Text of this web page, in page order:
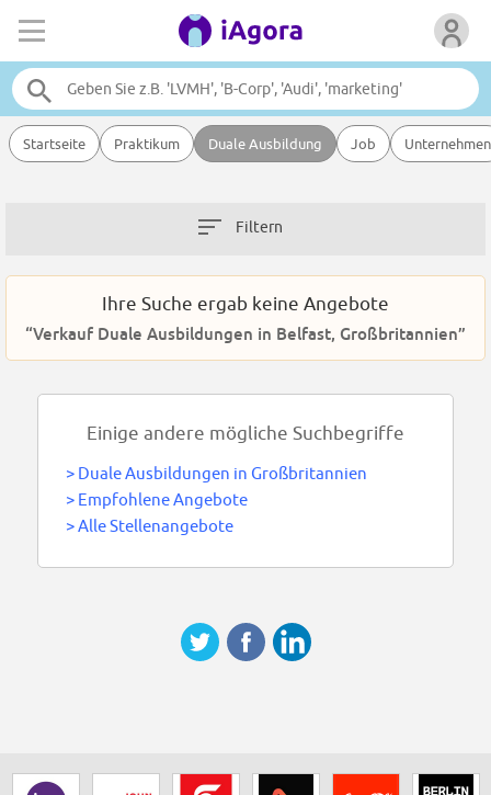
Startseite Praktikum Duale Ausbildung Job Unternehmen
Filtern
Ihre Suche ergab keine Angebote
“Verkauf Duale Ausbildungen in Belfast, Großbritannien”
Einige andere mögliche Suchbegriffe
> Duale Ausbildungen in Großbritannien
> Empfohlene Angebote
>Alle Stellenangebote